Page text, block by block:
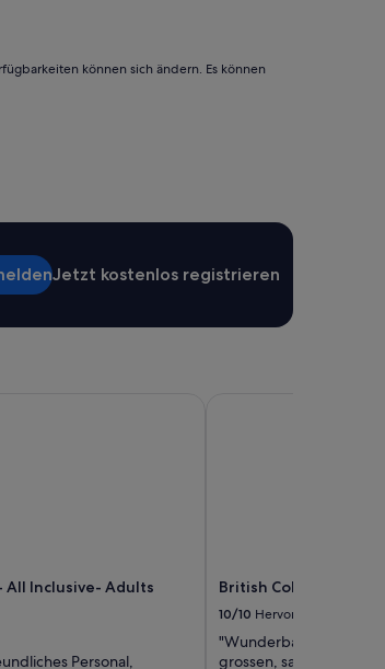
können sich ändern. Es können
Jetzt kostenlos registrieren
All Inclusive- Adults
Personal,
British Colonial -
10/10 Hervorragend
"Wunderbares,
grossen, sauberen